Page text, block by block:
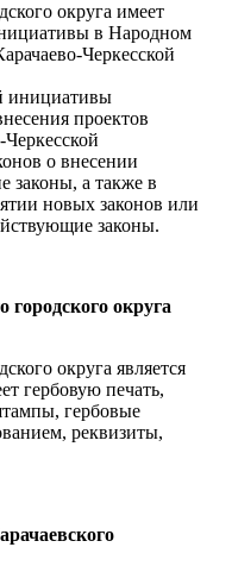
округа имеет
в Народном
Черкесской
инициативы
проектов
о внесении
законы, а также в
новых законов или
законы.
округа
округа является
гербовую печать,
гербовые
реквизиты,